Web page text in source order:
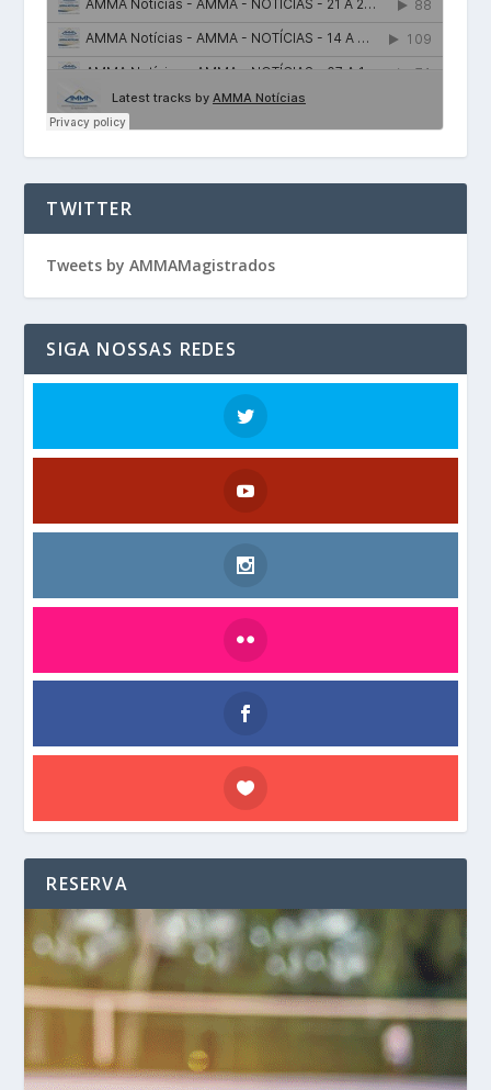
TWITTER
Tweets by AMMAMagistrados
SIGA NOSSAS REDES
RESERVA